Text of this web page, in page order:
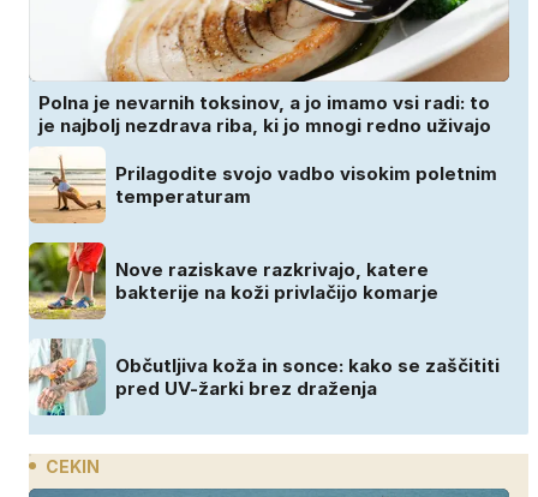
Polna je nevarnih toksinov, a jo imamo vsi radi: to
je najbolj nezdrava riba, ki jo mnogi redno uživajo
Prilagodite svojo vadbo visokim poletnim
temperaturam
Nove raziskave razkrivajo, katere
bakterije na koži privlačijo komarje
Občutljiva koža in sonce: kako se zaščititi
pred UV-žarki brez draženja
CEKIN